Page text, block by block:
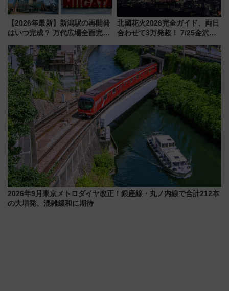
【2026年最新】新潟駅の再開発
はいつ完成？ 万代広場全面完成
開発、バスタ新潟構想まで徹底
解説！
北國花火2026完全ガイド、両日
合わせて3万発超！ 7/25金沢大
会の日程・アクセス・観覧席ま
とめ（石川県）
2026年9月東京メトロダイヤ改正！銀座線・丸ノ内線で合計212本
の大増発、混雑緩和に期待